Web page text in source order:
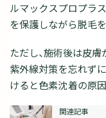
ルマックスプロプラ
を保護しながら脱毛
ただし、施術後は皮
紫外線対策を忘れず
けると色素沈着の原